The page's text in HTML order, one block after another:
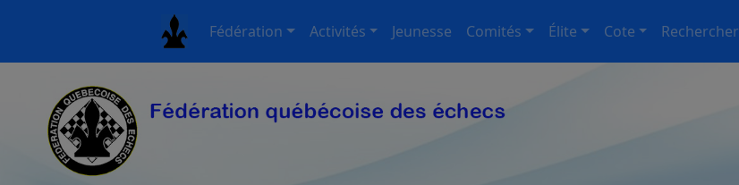
Fédération Activités Jeunesse Comités Élite Cote Rechercher